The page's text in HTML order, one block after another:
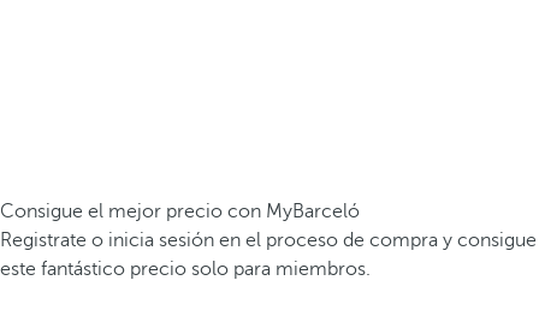
Consigue el mejor precio con MyBarceló
Registrate o inicia sesión en el proceso de compra y consigue
este fantástico precio solo para miembros.